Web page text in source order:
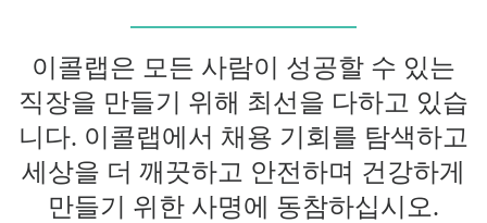
이콜랩은 모든 사람이 성공할 수 있는
직장을 만들기 위해 최선을 다하고 있습
니다. 이콜랩에서 채용 기회를 탐색하고
세상을 더 깨끗하고 안전하며 건강하게
만들기 위한 사명에 동참하십시오.